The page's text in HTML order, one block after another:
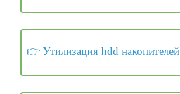
Утилизация hdd накопителей